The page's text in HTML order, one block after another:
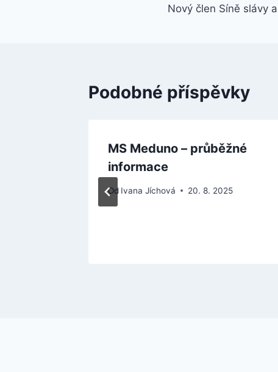
pro
Nový člen Síně slávy
Podobné příspěvky
MS Meduno – průběžné
informace
Od Ivana Jíchová 20. 8. 2025